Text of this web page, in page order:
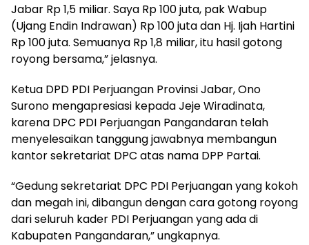
Jabar Rp 1,5 miliar. Saya Rp 100 juta, pak Wabup
(Ujang Endin Indrawan) Rp 100 juta dan Hj. Ijah Hartini
Rp 100 juta. Semuanya Rp 1,8 miliar, itu hasil gotong
royong bersama,” jelasnya.
Ketua DPD PDI Perjuangan Provinsi Jabar, Ono
Surono mengapresiasi kepada Jeje Wiradinata,
karena DPC PDI Perjuangan Pangandaran telah
menyelesaikan tanggung jawabnya membangun
kantor sekretariat DPC atas nama DPP Partai.
“Gedung sekretariat DPC PDI Perjuangan yang kokoh
dan megah ini, dibangun dengan cara gotong royong
dari seluruh kader PDI Perjuangan yang ada di
Kabupaten Pangandaran,” ungkapnya.